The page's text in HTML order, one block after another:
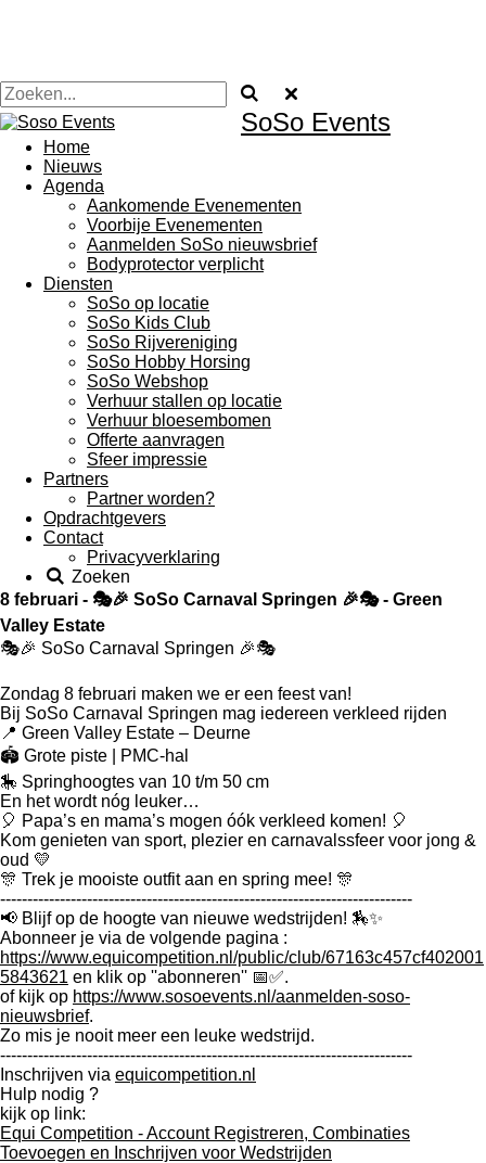
SoSo Events
Home
Nieuws
Agenda
Aankomende Evenementen
Voorbije Evenementen
Aanmelden SoSo nieuwsbrief
Bodyprotector verplicht
Diensten
SoSo op locatie
SoSo Kids Club
SoSo Rijvereniging
SoSo Hobby Horsing
SoSo Webshop
Verhuur stallen op locatie
Verhuur bloesembomen
Offerte aanvragen
Sfeer impressie
Partners
Partner worden?
Opdrachtgevers
Contact
Privacyverklaring
Zoeken
8 februari - 🎭🎉 SoSo Carnaval Springen 🎉🎭 - Green
Valley Estate
🎭🎉 SoSo Carnaval Springen 🎉🎭
Zondag 8 februari maken we er een feest van!
Bij SoSo Carnaval Springen mag iedereen verkleed rijden
📍 Green Valley Estate – Deurne
🏟️ Grote piste | PMC-hal
🎠 Springhoogtes van 10 t/m 50 cm
En het wordt nóg leuker…
🎈 Papa’s en mama’s mogen óók verkleed komen! 🎈
Kom genieten van sport, plezier en carnavalssfeer voor jong &
oud 💛
🎊 Trek je mooiste outfit aan en spring mee! 🎊
----------------------------------------------------------------------------
📢 Blijf op de hoogte van nieuwe wedstrijden! 🏇✨
Abonneer je via de volgende pagina :
https://www.equicompetition.nl/public/club/67163c457cf402001
5843621 en klik op ''abonneren'' 📅✅.
of kijk op https://www.sosoevents.nl/aanmelden-soso-
nieuwsbrief.
Zo mis je nooit meer een leuke wedstrijd.
----------------------------------------------------------------------------
Inschrijven via equicompetition.nl
Hulp nodig ?
kijk op link:
Equi Competition - Account Registreren, Combinaties
Toevoegen en Inschrijven voor Wedstrijden